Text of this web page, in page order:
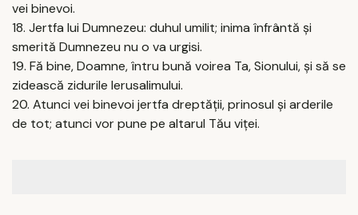
vei binevoi.
18. Jertfa lui Dumnezeu: duhul umilit; inima înfrântă şi
smerită Dumnezeu nu o va urgisi.
19. Fă bine, Doamne, întru bună voirea Ta, Sionului, şi să se
zidească zidurile Ierusalimului.
20. Atunci vei binevoi jertfa dreptăţii, prinosul şi arderile
de tot; atunci vor pune pe altarul Tău viţei.